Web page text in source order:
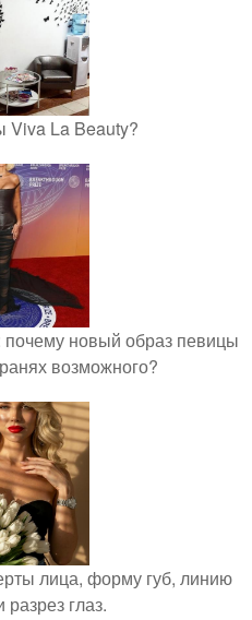
Viva La Beauty?
новый образ певицы
возможного?
лица, форму губ, линию
разрез глаз.